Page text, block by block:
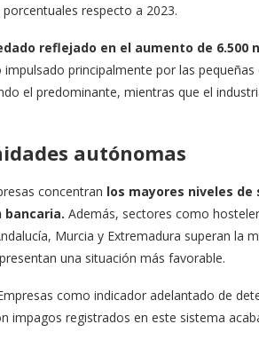
respecto a 2023.
reflejado en el aumento de 6.500
principalmente por las
el predominante, mientras que el
autónomas
concentran los mayores niveles
bancaria. Además, sectores como
Murcia y Extremadura superan la
una situación más favorable.
como indicador adelantado de
impagos registrados en este sistema